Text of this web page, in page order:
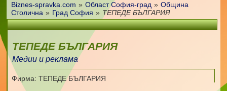
Biznes-spravka.com » Област София-град » Община
Столична » Град София » ТЕПЕДЕ БЪЛГАРИЯ
ТЕПЕДЕ БЪЛГАРИЯ
Медии и реклама
Фирма: ТЕПЕДЕ БЪЛГАРИЯ